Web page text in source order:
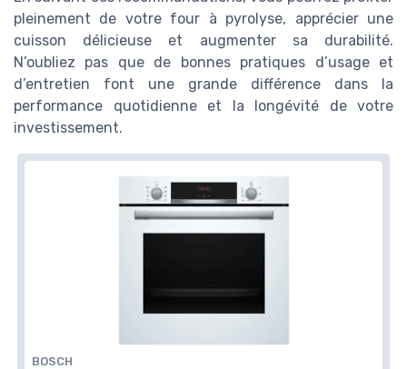
pleinement de votre four à pyrolyse, apprécier une
cuisson délicieuse et augmenter sa durabilité.
N’oubliez pas que de bonnes pratiques d’usage et
d’entretien font une grande différence dans la
performance quotidienne et la longévité de votre
investissement.
BOSCH